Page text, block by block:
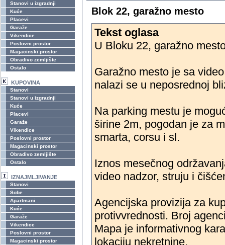
Stanovi u izgradnji
Kuće
Placevi
Garaže
Vikendice
Poslovni prostor
Magacinski prostor
Obradivo zemljište
Ostalo
KUPOVINA
Stanovi
Stanovi u izgradnji
Kuće
Placevi
Garaže
Vikendice
Poslovni prostor
Magacinski prostor
Obradivo zemljište
Ostalo
IZNAJMLJIVANJE
Stanovi
Sobe
Apartmani
Kuće
Garaže
Vikendice
Poslovni prostor
Magacinski prostor
Blok 22, garažno mesto
Tekst oglasa
U Bloku 22, garažno
Garažno mesto je sa
nalazi se u neposrednoj
Na parking mestu je
širine 2m, pogodan je za
smarta, corsu i sl.
Iznos mesečnog
video nadzor, struju i
Agencijska provizija za
protivvrednosti. Broj
Mapa je informativnog
lokaciju nekretnine.